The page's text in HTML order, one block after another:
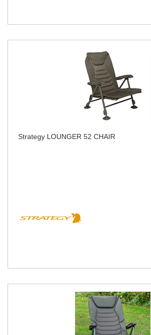
Strategy LOUNGER 52 CHAIR